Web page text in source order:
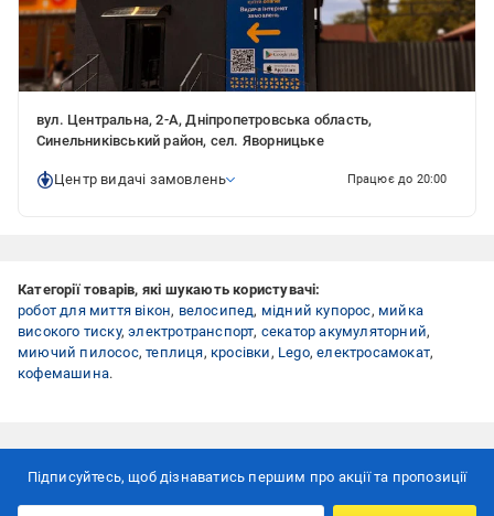
вул. Центральна, 2-А, Дніпропетровська область,
Синельниківський район, сел. Яворницьке
Центр видачі замовлень Працює до 20:00
Категорії товарів, які шукають користувачі:
робот для миття вікон, велосипед, мідний купорос, мийка
високого тиску,электротранспорт, секатор акумуляторний,
миючий пилосос,теплиця, кросівки, Lego,електросамокат,
кофемашина.
Підписуйтесь, щоб дізнаватись першим про акції та пропозиції